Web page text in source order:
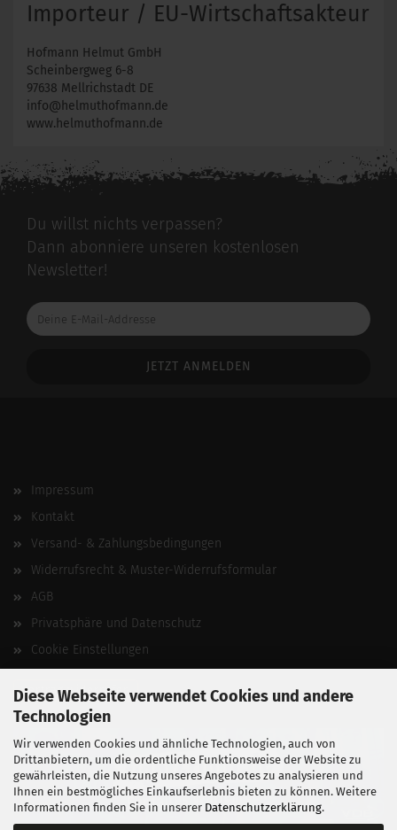
Diese Webseite verwendet Cookies und andere
Technologien
Wir verwenden Cookies und ähnliche Technologien, auch von
Drittanbietern, um die ordentliche Funktionsweise der Website zu
gewährleisten, die Nutzung unseres Angebotes zu analysieren und
Ihnen ein bestmögliches Einkaufserlebnis bieten zu können. Weitere
Informationen finden Sie in unserer Datenschutzerklärung.
Importeur / EU-Wirtschaftsakteur
Hofmann Helmut GmbH
Scheinbergweg 6-8
97638 Mellrichstadt DE
info@helmuthofmann.de
www.helmuthofmann.de
Du willst nichts verpassen?
Dann abonniere unseren kostenlosen
Newsletter!
Deine
E-
Impressum
Kontakt
Versand- & Zahlungsbedingungen
Widerrufsrecht & Muster-Widerrufsformular
AGB
Privatsphäre und Datenschutz
Cookie Einstellungen
Vertrag widerrufen